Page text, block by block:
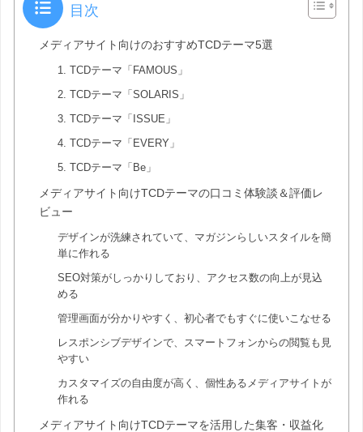
目次
メディアサイト向けのおすすめTCDテーマ5選
1. TCDテーマ「FAMOUS」
2. TCDテーマ「SOLARIS」
3. TCDテーマ「ISSUE」
4. TCDテーマ「EVERY」
5. TCDテーマ「Be」
メディアサイト向けTCDテーマの口コミ体験談＆評価レ
ビュー
デザインが洗練されていて、マガジンらしいスタイルを簡
単に作れる
SEO対策がしっかりしており、アクセス数の向上が見込
める
管理画面が分かりやすく、初心者でもすぐに使いこなせる
レスポンシブデザインで、スマートフォンからの閲覧も見
やすい
カスタマイズの自由度が高く、個性あるメディアサイトが
作れる
メディアサイト向けTCDテーマを活用した集客・収益化